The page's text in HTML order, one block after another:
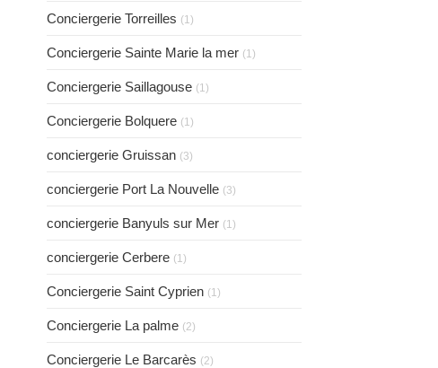
Conciergerie Torreilles (1)
Conciergerie Sainte Marie la mer (1)
Conciergerie Saillagouse (1)
Conciergerie Bolquere (1)
conciergerie Gruissan (3)
conciergerie Port La Nouvelle (3)
conciergerie Banyuls sur Mer (1)
conciergerie Cerbere (1)
Conciergerie Saint Cyprien (1)
Conciergerie La palme (2)
Conciergerie Le Barcarès (2)